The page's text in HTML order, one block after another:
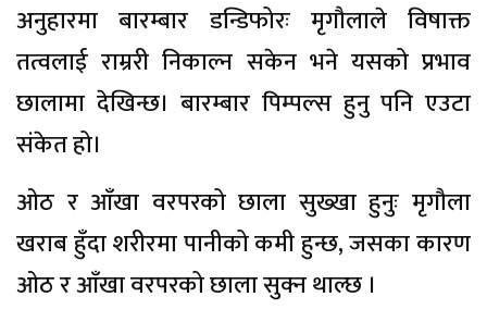
अनुहारमा बारम्बार डन्डिफोरः मृगौलाले विषाक्त
तत्वलाई राम्ररी निकाल्न सकेन भने यसको प्रभाव
छालामा देखिन्छ। बारम्बार पिम्पल्स हुनु पनि एउटा
संकेत हो।
ओठ र आँखा वरपरको छाला सुख्खा हुनुः मृगौला
खराब हुँदा शरीरमा पानीको कमी हुन्छ, जसका कारण
ओठ र आँखा वरपरको छाला सुक्न थाल्छ ।